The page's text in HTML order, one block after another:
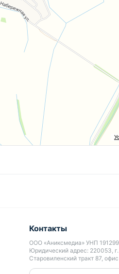
Контакты
ООО «Аниксмедиа» УНП
Юридический адрес: 220053,
Старовиленский тракт 87,